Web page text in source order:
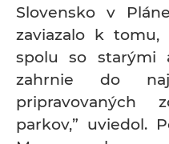
Slovensko v
zaviazalo k
spolu so starými
zahrnie do
pripravovaných
parkov,” uviedol.